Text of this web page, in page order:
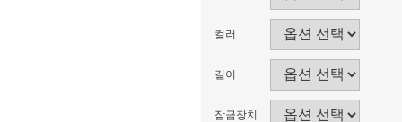
컬러
길이
잠금장치